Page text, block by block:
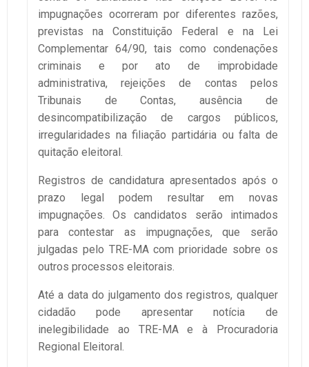
impugnações ocorreram por diferentes razões,
previstas na Constituição Federal e na Lei
Complementar 64/90, tais como condenações
criminais e por ato de improbidade
administrativa, rejeições de contas pelos
Tribunais de Contas, ausência de
desincompatibilização de cargos públicos,
irregularidades na filiação partidária ou falta de
quitação eleitoral.
Registros de candidatura apresentados após o
prazo legal podem resultar em novas
impugnações. Os candidatos serão intimados
para contestar as impugnações, que serão
julgadas pelo TRE-MA com prioridade sobre os
outros processos eleitorais.
Até a data do julgamento dos registros, qualquer
cidadão pode apresentar notícia de
inelegibilidade ao TRE-MA e à Procuradoria
Regional Eleitoral.